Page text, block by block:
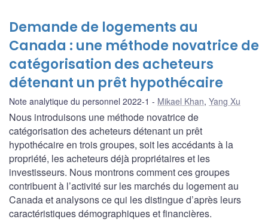
Demande de logements au
Canada : une méthode novatrice de
catégorisation des acheteurs
détenant un prêt hypothécaire
Note analytique du personnel 2022-1 Mikael Khan, Yang Xu
Nous introduisons une méthode novatrice de
catégorisation des acheteurs détenant un prêt
hypothécaire en trois groupes, soit les accédants à la
propriété, les acheteurs déjà propriétaires et les
investisseurs. Nous montrons comment ces groupes
contribuent à l’activité sur les marchés du logement au
Canada et analysons ce qui les distingue d’après leurs
caractéristiques démographiques et financières.